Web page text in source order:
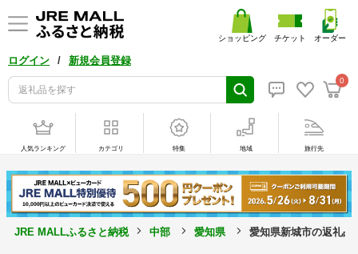
ログイン / 新規会員登録
0
ショッピング チケット オーダー
人気ランキング カテゴリ 特集 地域 旅行先
JRE MALLふるさと納税 中部 愛知県 愛知県新城市の返礼品